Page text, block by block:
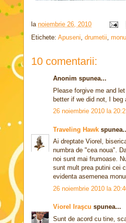
la noiembrie 26, 2010
Etichete: Apuseni, drumetii,
10 comentarii:
Anonim spunea...
Please forgive me and
better if we did not, I beg
26 noiembrie 2010 la
Traveling Hawk
Ai dreptate Viorel,
numbra de "cea noua".
noi sunt mai frumoase.
sunt mult prea putini cei
evidenta asemenea
26 noiembrie 2010 la
Viorel Iraşcu spunea...
Sunt de acord cu tine,